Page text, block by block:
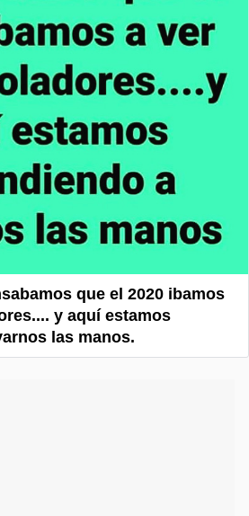
que el 2020 ibamos
y aquí estamos
las manos.